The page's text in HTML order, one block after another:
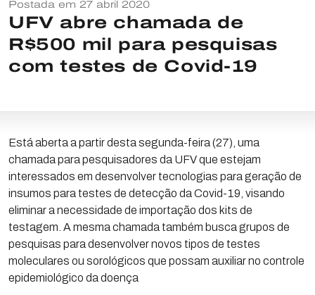
Postada em 27 abril 2020
UFV abre chamada de
R$500 mil para pesquisas
com testes de Covid-19
Está aberta a partir desta segunda-feira (27), uma
chamada para pesquisadores da UFV que estejam
interessados em desenvolver tecnologias para geração de
insumos para testes de detecção da Covid-19, visando
eliminar a necessidade de importação dos kits de
testagem. A mesma chamada também busca grupos de
pesquisas para desenvolver novos tipos de testes
moleculares ou sorológicos que possam auxiliar no controle
epidemiológico da doença